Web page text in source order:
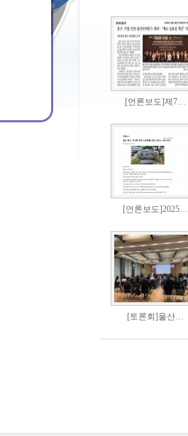
[언론보도]제7…
[언론보도]2025…
[토론회]울산…